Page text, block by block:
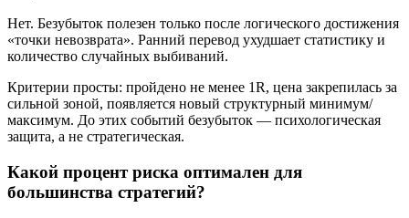
Нет. Безубыток полезен только после логического достижения
«точки невозврата». Ранний перевод ухудшает статистику и
количество случайных выбиваний.
Критерии просты: пройдено не менее 1R, цена закрепилась за
сильной зоной, появляется новый структурный минимум/
максимум. До этих событий безубыток — психологическая
защита, а не стратегическая.
Какой процент риска оптимален для
большинства стратегий?